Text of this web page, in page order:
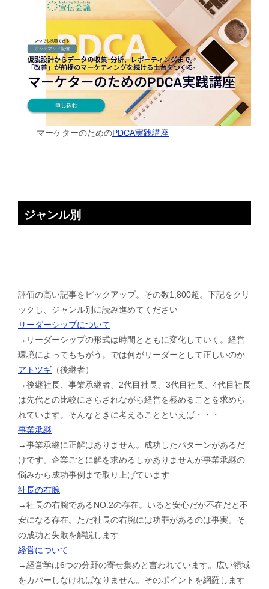
マーケターのためのPDCA実践講座
ジャンル別
評価の高い記事をピックアップ。その数1,800超。下記をクリ
ックし、ジャンル別に読み進めてください
リーダーシップについて
→リーダーシップの形式は時間とともに変化していく。経営
環境によってもちがう。では何がリーダーとして正しいのか
アトツギ （後継者）
→後継社長、事業承継者、2代目社長、3代目社長、4代目社長
は先代との比較にさらされながら経営を極めることを求めら
れています。そんなときに考えることといえば・・・
事業承継
→事業承継に正解はありません。成功したパターンがあるだ
けです。企業ごとに解を求めるしかありませんが事業承継の
悩みから成功事例まで取り上げています
社長の右腕
→社長の右腕であるNO.2の存在。いると安心だが不在だと不
安になる存在。ただ社長の右腕には功罪があるのは事実。そ
の成功と失敗を解説します
経営について
→経営学は6つの分野の寄せ集めと言われています。広い領域
をカバーしなければなりません。そのポイントを網羅します